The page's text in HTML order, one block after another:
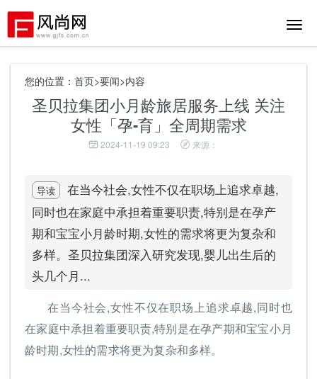
切
您的位置： 首页>要闻>内容
圣贝拉集团小月龄旅居服务上线 关注
女性「孕-育」全周期需求
2024-11-19 09:23 来源：
导读
在当今社会,女性不仅在职场上追求卓越,
同时也在家庭中承担着重要职责,特别是在孕产
期和宝宝小月龄时期,女性的需求将更为复杂和
多样。圣贝拉集团深入研究发现,婴儿出生后的
头几个月...
在当今社会,女性不仅在职场上追求卓越,同时也
在家庭中承担着重要职责,特别是在孕产期和宝宝小月
龄时期,女性的需求将更为复杂和多样。